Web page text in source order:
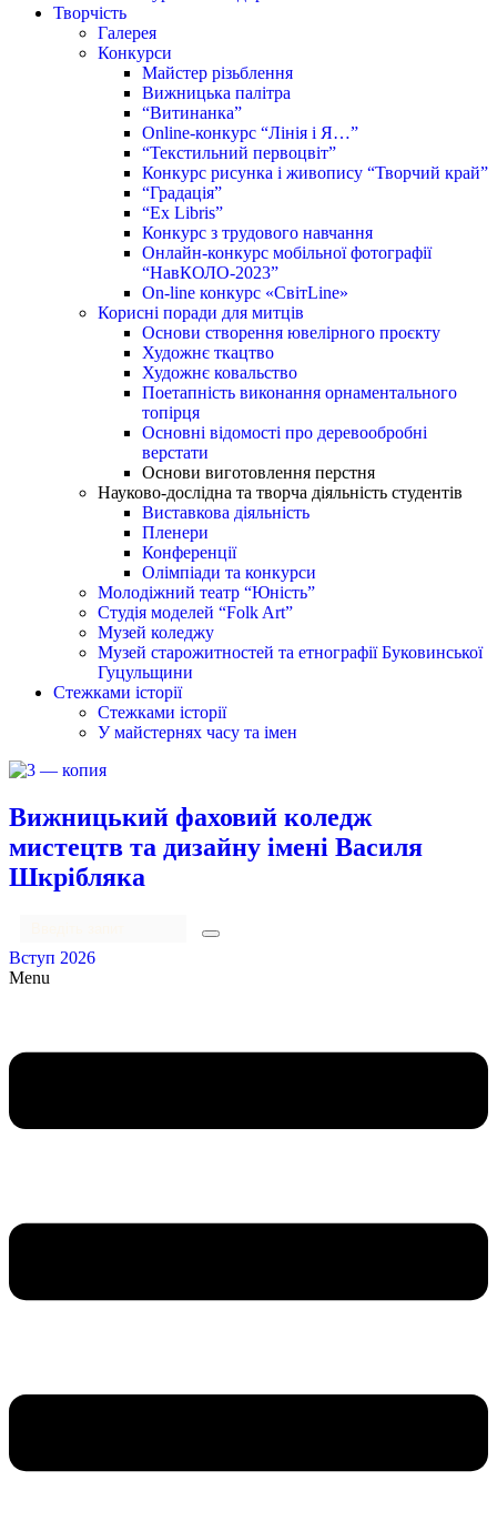
Творчість
Галерея
Конкурси
Майстер різьблення
Вижницька палітра
“Витинанка”
Online-конкурс “Лінія і Я…”
“Текстильний первоцвіт”
Конкурс рисунка і живопису “Творчий край”
“Градація”
“Ex Libris”
Конкурс з трудового навчання
Онлайн-конкурс мобільної фотографії
“НавКОЛО-2023”
On-line конкурс «СвітLine»
Корисні поради для митців
Основи створення ювелірного проєкту
Художнє ткацтво
Художнє ковальство
Поетапність виконання орнаментального
топірця
Основні відомості про деревообробні
верстати
Основи виготовлення перстня
Науково-дослідна та творча діяльність студентів
Виставкова діяльність
Пленери
Конференції
Олімпіади та конкурси
Молодіжний театр “Юність”
Студія моделей “Folk Art”
Музей коледжу
Музей старожитностей та етнографії Буковинської
Гуцульщини
Стежками історії
Стежками історії
У майстернях часу та імен
Вижницький фаховий коледж
мистецтв та дизайну імені Василя
Шкрібляка
Вступ 2026
Menu